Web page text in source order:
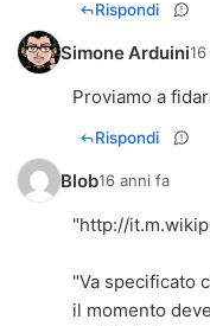
Rispondi
Simone Arduini
Proviamo a
Rispondi
Blob16 anni fa
"http://
"Va specificato
il momento